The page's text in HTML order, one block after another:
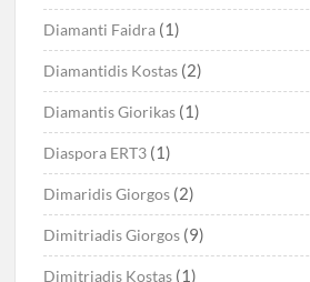
Diamanti Faidra (1)
Diamantidis Kostas (2)
Diamantis Giorikas (1)
Diaspora ERT3 (1)
Dimaridis Giorgos (2)
Dimitriadis Giorgos (9)
Dimitriadis Kostas (1)